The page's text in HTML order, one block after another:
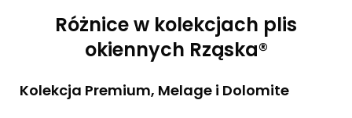
Różnice w kolekcjach plis
okiennych Rząska®
Kolekcja Premium, Melage i Dolomite